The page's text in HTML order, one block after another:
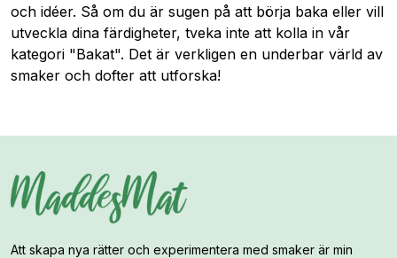
och idéer. Så om du är sugen på att börja baka eller vill
utveckla dina färdigheter, tveka inte att kolla in vår
kategori "Bakat". Det är verkligen en underbar värld av
smaker och dofter att utforska!
Att skapa nya rätter och experimentera med smaker är min